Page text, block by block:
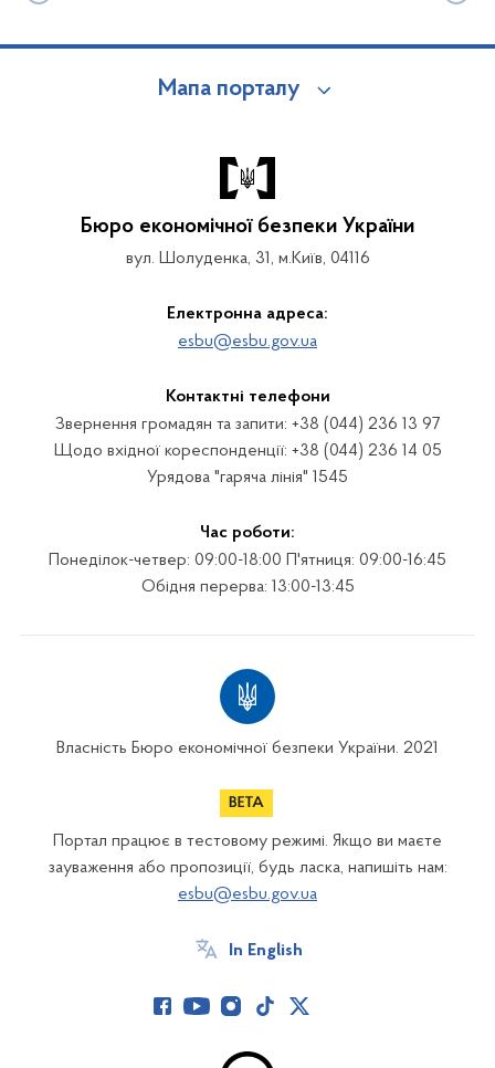
Мапа порталу
Бюро економічної безпеки України
вул. Шолуденка, 31, м.Київ, 04116
Електронна адреса:
esbu@esbu.gov.ua
Контактні телефони
Звернення громадян та запити: +38 (044) 236 13 97
Щодо вхідної кореспонденції: +38 (044) 236 14 05
Урядова "гаряча лінія" 1545
Час роботи:
Понеділок-четвер: 09:00-18:00 П'ятниця: 09:00-16:45
Обідня перерва: 13:00-13:45
Власність Бюро економічної безпеки України. 2021
Портал працює в тестовому режимі. Якщо ви маєте
зауваження або пропозиції, будь ласка, напишіть нам:
esbu@esbu.gov.ua
In English